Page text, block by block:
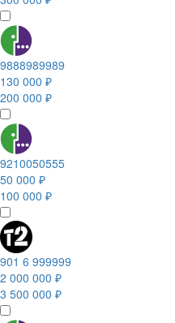
9888989989
130 000 ₽
200 000 ₽
9210050555
50 000 ₽
100 000 ₽
901 6 999999
2 000 000 ₽
3 500 000 ₽